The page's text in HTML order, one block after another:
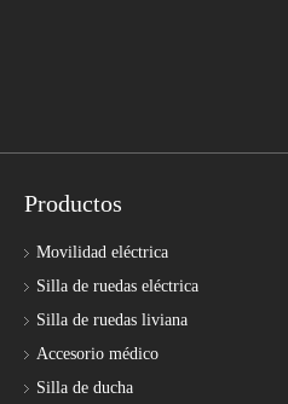
Productos
Movilidad eléctrica
Silla de ruedas eléctrica
Silla de ruedas liviana
Accesorio médico
Silla de ducha